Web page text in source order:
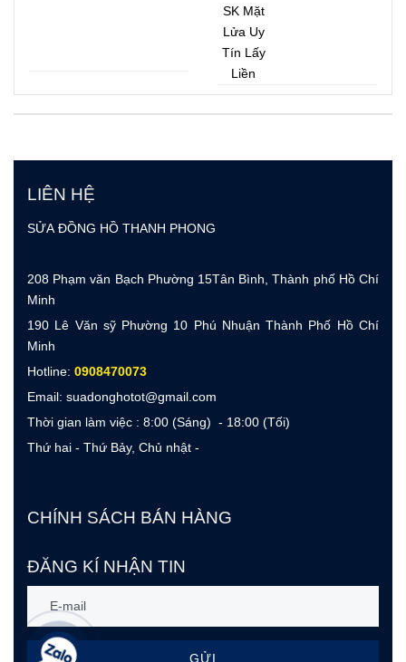
LIÊN HỆ
SỬA ĐỒNG HỒ THANH PHONG
208 Phạm văn Bạch Phường 15Tân Bình, Thành phố Hồ Chí
Minh
190 Lê Văn sỹ Phường 10 Phú Nhuận Thành Phố Hồ Chí
Minh
Hotline: 0908470073
Email: suadonghotot@gmail.com
Thời gian làm việc : 8:00 (Sáng) - 18:00 (Tối)
Thứ hai - Thứ Bảy, Chủ nhật -
CHÍNH SÁCH BÁN HÀNG
ĐĂNG KÍ NHẬN TIN
GỬI